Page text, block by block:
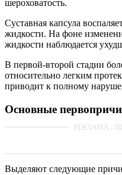
шероховатость.
Суставная капсула
жидкости. На фоне
жидкости наблюдается
В первой-второй стадии
относительно легким
приводит к полному
Основные
Выделяют следующие